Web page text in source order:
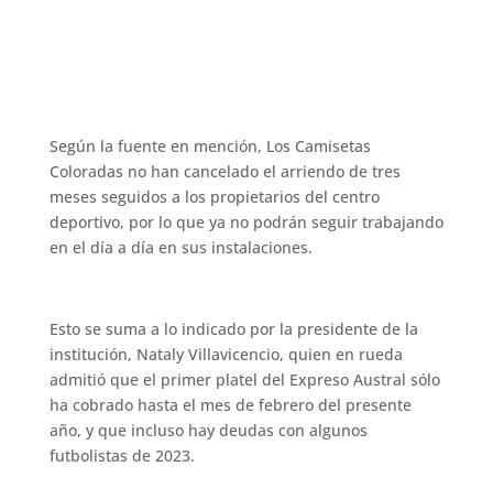
Según la fuente en mención, Los Camisetas
Coloradas no han cancelado el arriendo de tres
meses seguidos a los propietarios del centro
deportivo, por lo que ya no podrán seguir trabajando
en el día a día en sus instalaciones.
Esto se suma a lo indicado por la presidente de la
institución, Nataly Villavicencio, quien en rueda
admitió que el primer platel del Expreso Austral sólo
ha cobrado hasta el mes de febrero del presente
año, y que incluso hay deudas con algunos
futbolistas de 2023.